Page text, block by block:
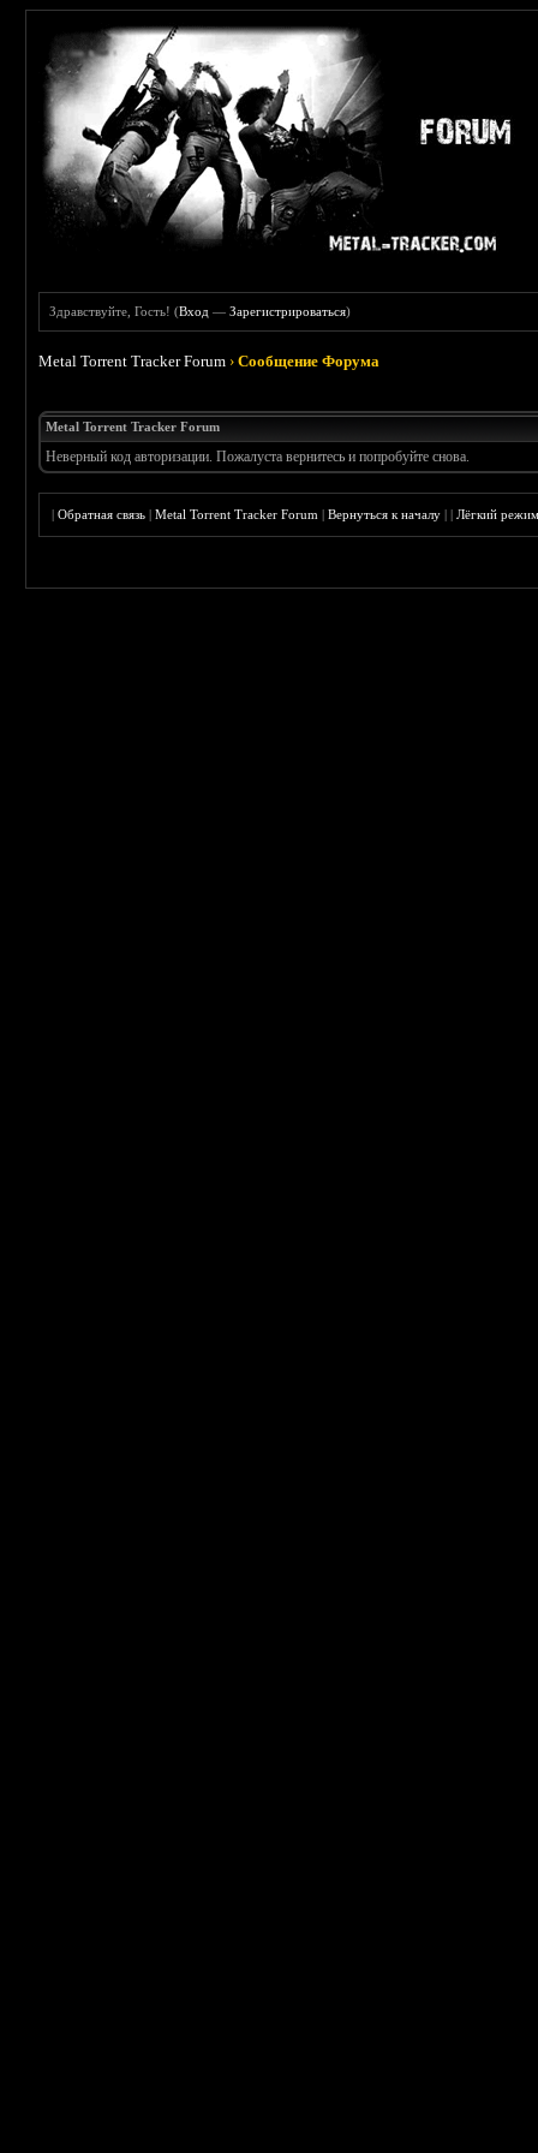
Здравствуйте, Гость! (Вход —Зарегистрироваться)
Metal Torrent Tracker Forum ›Сообщение Форума
Metal Torrent Tracker Forum
Неверный код авторизации. Пожалуста вернитесь и попробуйте снова.
|Обратная связь |Metal Torrent Tracker Forum |Вернуться к началу ||Лёгкий